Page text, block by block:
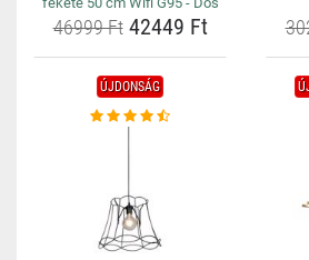
46999 Ft42449 Ft
ÚJDONSÁG